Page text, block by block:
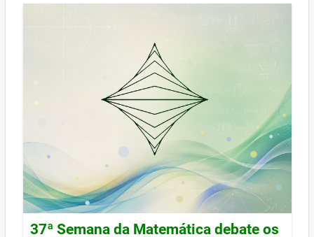
37ª Semana da Matemática debate os